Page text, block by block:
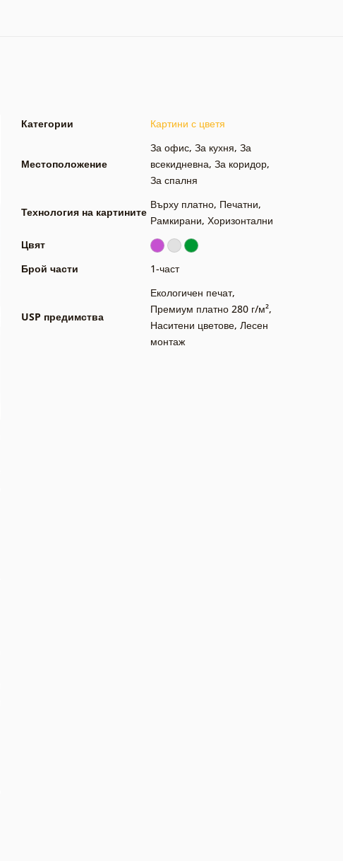
Категории Картини с цветя
Местоположение
За офис, За кухня, За
всекидневна, За коридор,
За спалня
Технология на картините
Върху платно, Печатни,
Рамкирани, Хоризонтални
Цвят
Брой части
1-част
USP предимства
Екологичен печат,
Премиум платно 280 г/м²,
Наситени цветове, Лесен
монтаж